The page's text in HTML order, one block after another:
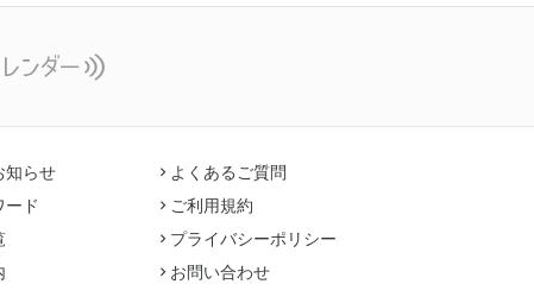
知らせ
ード
よくあるご質問
ご利用規約
プライバシーポリシー
お問い合わせ